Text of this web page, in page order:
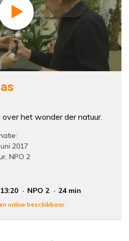
het wonder der natuur.
2017
NPO 2
13:20 NPO 2 24 min
online beschikbaar.